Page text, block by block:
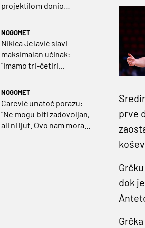
projektilom donio
vodstvo pa igru napustio
NOGOMET
Nikica Jelavić slavi
maksimalan učinak:
"Imamo tri-četiri
NOGOMET
Carević unatoč porazu:
"Ne mogu biti zadovoljan,
ali ni ljut. Ovo nam mora
prve
dok